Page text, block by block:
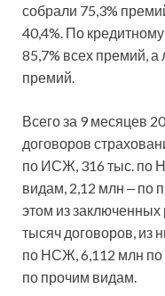
собрали 75,3%
40,4%. По
85,7% всех премий, а
премий.
Всего за 9 месяцев
договоров
по ИСЖ, 316 тыс. по
видам, 2,12 млн ‒ по
этом из
тысяч договоров, из
по НСЖ, 6,112 млн по
по прочим видам.